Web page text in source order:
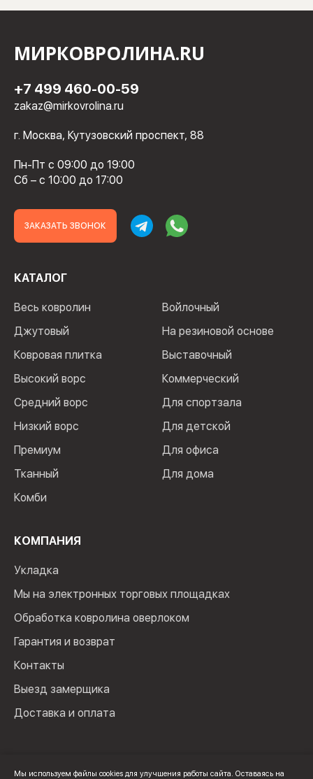
МИРКОВРОЛИНА.RU
+7 499 460-00-59
zakaz@mirkovrolina.ru
г. Москва, Кутузовский проспект, 88
Пн-Пт с 09:00 до 19:00
Сб – с 10:00 до 17:00
ЗАКАЗАТЬ ЗВОНОК
КАТАЛОГ
Весь ковролин
Джутовый
Ковровая плитка
Высокий ворс
Средний ворс
Низкий ворс
Премиум
Тканный
Комби
Войлочный
На резиновой основе
Выставочный
Коммерческий
Для спортзала
Для детской
Для офиса
Для дома
КОМПАНИЯ
Укладка
Мы на электронных торговых площадках
Обработка ковролина оверлоком
Гарантия и возврат
Контакты
Выезд замерщика
Доставка и оплата
Мы используем файлы cookies для улучшения работы сайта. Оставаясь на